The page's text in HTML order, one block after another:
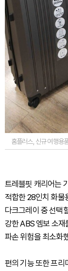
홈플러스, 신규 여행용
트레블핏 캐리어는
적합한 28인치 화물
다크그레이 중 선택
강한 ABS 엠보 소재
파손 위험을 최소화
편의 기능 또한 프리